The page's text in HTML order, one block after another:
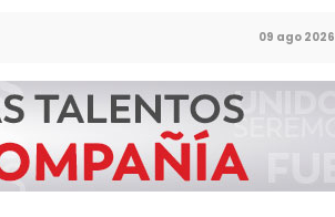
09 ago 2026